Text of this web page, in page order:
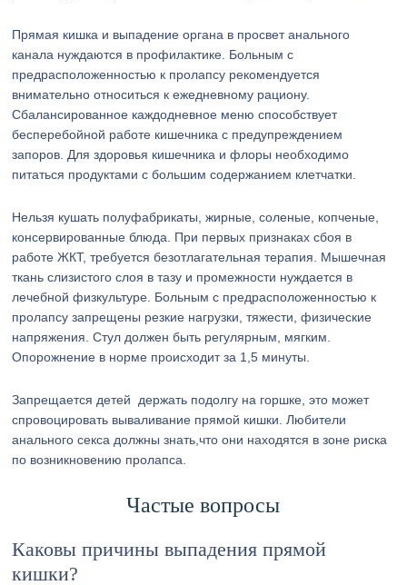
Прямая кишка и выпадение органа в просвет анального
канала нуждаются в профилактике. Больным с
предрасположенностью к пролапсу рекомендуется
внимательно относиться к ежедневному рациону.
Сбалансированное каждодневное меню способствует
бесперебойной работе кишечника с предупреждением
запоров. Для здоровья кишечника и флоры необходимо
питаться продуктами с большим содержанием клетчатки.
Нельзя кушать полуфабрикаты, жирные, соленые, копченые,
консервированные блюда. При первых признаках сбоя в
работе ЖКТ, требуется безотлагательная терапия. Мышечная
ткань слизистого слоя в тазу и промежности нуждается в
лечебной физкультуре. Больным с предрасположенностью к
пролапсу запрещены резкие нагрузки, тяжести, физические
напряжения. Стул должен быть регулярным, мягким.
Опорожнение в норме происходит за 1,5 минуты.
Запрещается детей держать подолгу на горшке, это может
спровоцировать вываливание прямой кишки. Любители
анального секса должны знать,что они находятся в зоне риска
по возникновению пролапса.
Частые вопросы
Каковы причины выпадения прямой
кишки?